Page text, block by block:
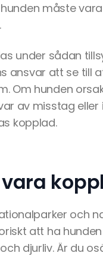
måste
under sådan
ansvar att se till
Om hunden
av misstag eller
kopplad.
och
att ha
djurliv. Är du